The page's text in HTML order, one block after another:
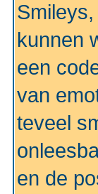
kunnen
een
van
teveel
en de